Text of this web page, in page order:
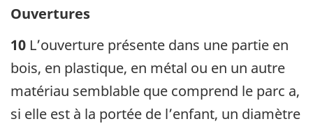
Ouvertures
10 L’ouverture présente dans une partie en
bois, en plastique, en métal ou en un autre
matériau semblable que comprend le parc a,
si elle est à la portée de l’enfant, un diamètre